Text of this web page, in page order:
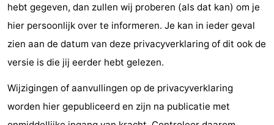
hebt gegeven, dan zullen wij proberen (als dat kan) om je
hier persoonlijk over te informeren. Je kan in ieder geval
zien aan de datum van deze privacyverklaring of dit ook de
versie is die jij eerder hebt gelezen.
Wijzigingen of aanvullingen op de privacyverklaring
worden hier gepubliceerd en zijn na publicatie met